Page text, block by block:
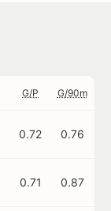
G/P G/90m
0.72 0.76
0.71 0.87